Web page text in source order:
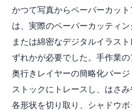
かつて写真からペーパーカッ
は、実際のペーパーカッティン
または綿密なデジタルイラス
ずれかが必要でした。手作業
奥行きレイヤーの簡略化バー
ストックにトレースし、はさ
各形状を切り取り、シャドウ